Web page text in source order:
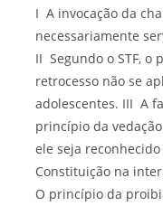
I A invocação da
necessariamente
II Segundo o STF, o
retrocesso não se
adolescentes. III A
princípio da
ele seja
Constituição na
O princípio da